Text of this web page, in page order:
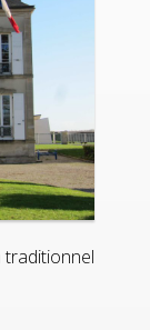
traditionnel